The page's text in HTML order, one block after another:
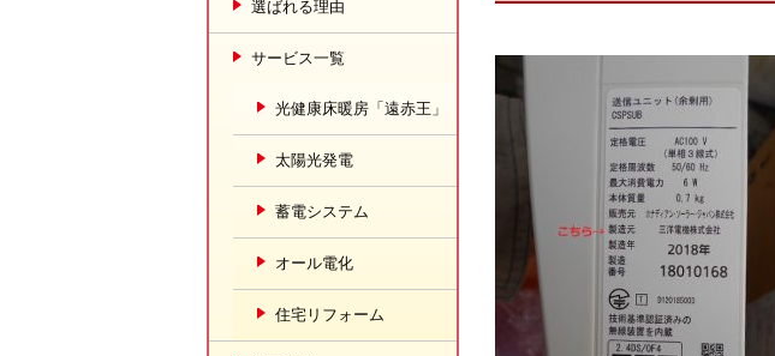
選ばれる理由
サービス一覧
光健康床暖房「遠赤王」
太陽光発電
蓄電システム
オール電化
住宅リフォーム